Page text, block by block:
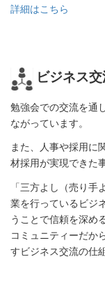
詳細はこちら
ビジネス
勉強会での交流を通
ながっています。
また、人事や採用に
材採用が実現できた
「三方よし（売り
業を行っているビジ
うことで信頼を深め
コミュニティーだか
すビジネス交流の仕